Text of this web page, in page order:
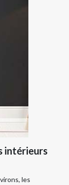
intérieurs
les